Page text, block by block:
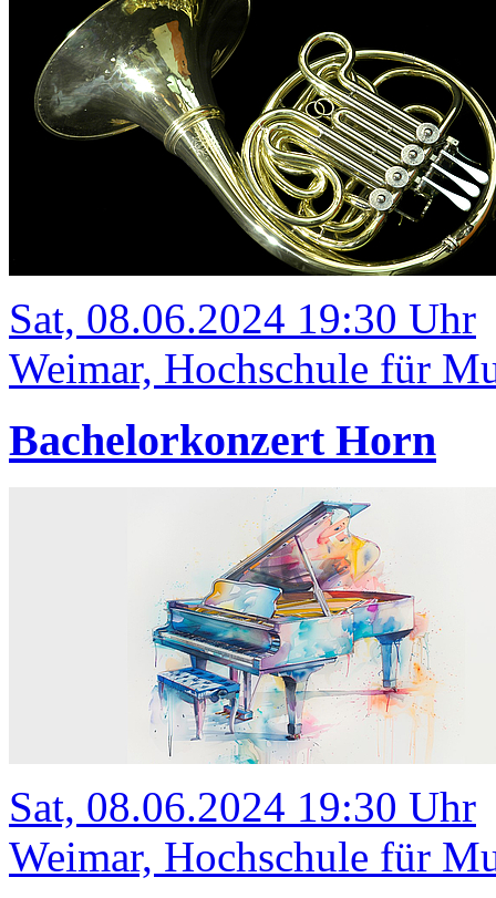
Sat, 08.06.2024 19:30 Uhr
Weimar, Hochschule für
Bachelorkonzert Horn
Sat, 08.06.2024 19:30 Uhr
Weimar, Hochschule für